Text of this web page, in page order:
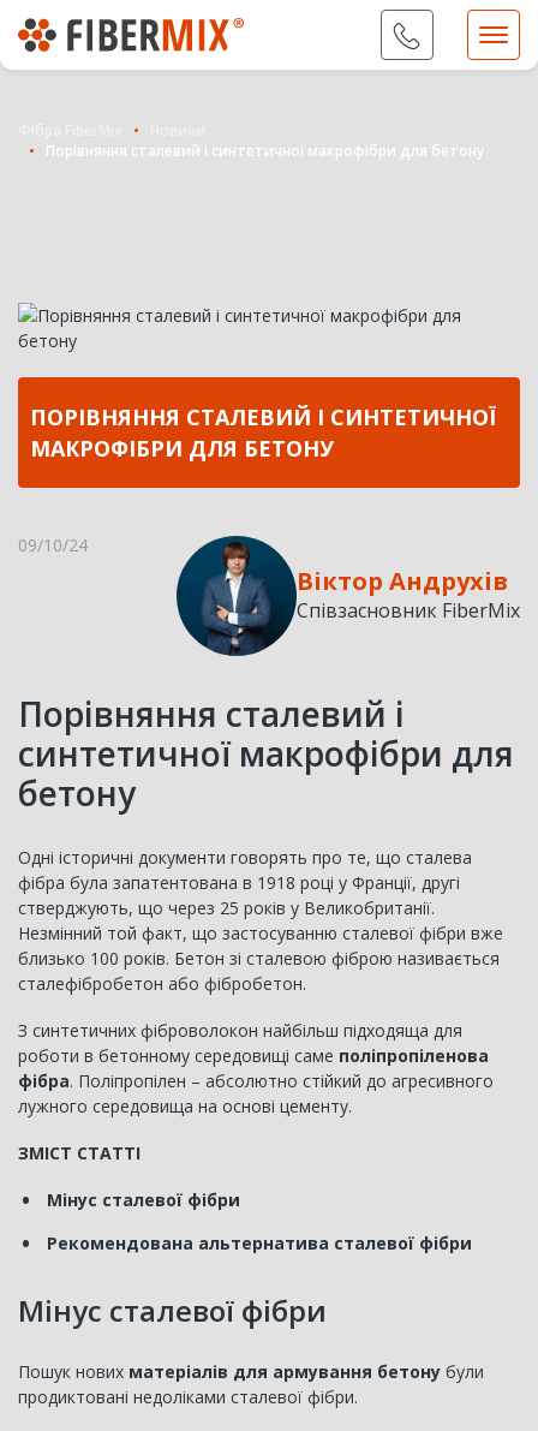
Порівняння сталевий і синтетичної макрофібри для бетону
ПОРІВНЯННЯ СТАЛЕВИЙ І СИНТЕТИЧНОЇ
МАКРОФІБРИ ДЛЯ БЕТОНУ
09/10/24
Віктор Андрухів
Співзасновник FiberMix
Порівняння сталевий і
синтетичної макрофібри для
бетону
Одні історичні документи говорять про те, що сталева
фібра була запатентована в 1918 році у Франції, другі
стверджують, що через 25 років у Великобританії.
Незмінний той факт, що застосуванню сталевої фібри вже
близько 100 років. Бетон зі сталевою фіброю називається
сталефібробетон або фібробетон.
З синтетичних фіброволокон найбільш підходяща для
роботи в бетонному середовищі саме поліпропіленова
фібра. Поліпропілен – абсолютно стійкий до агресивного
лужного середовища на основі цементу.
ЗМІСТ СТАТТІ
Мінус сталевої фібри
Рекомендована альтернатива сталевої фібри
Мінус сталевої фібри
Пошук нових матеріалів для армування бетону були
продиктовані недоліками сталевої фібри.